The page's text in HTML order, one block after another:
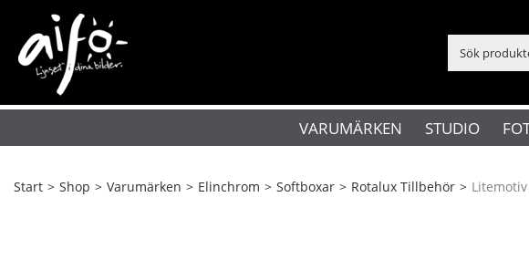
VARUMÄRKEN STUDIO
Start > Shop > Varumärken > Elinchrom > Softboxar > Rotalux Tillbehör >